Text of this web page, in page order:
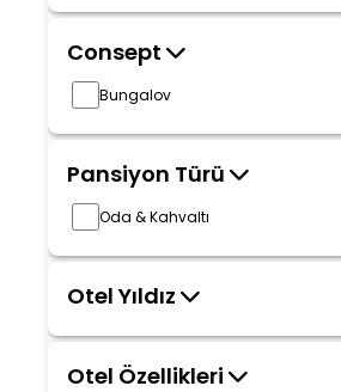
Consept
Bungalov
Pansiyon Türü
Oda & Kahvaltı
Otel Yıldız
Otel Özellikleri